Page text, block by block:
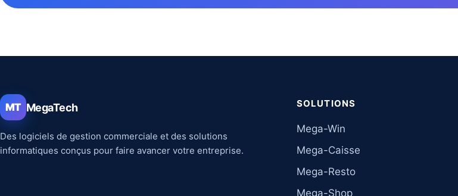
MT MegaTech
Des logiciels de gestion commerciale et des solutions
informatiques conçus pour faire avancer votre entreprise.
SOLUTIONS
Mega-Win
Mega-Caisse
Mega-Resto
Mega-Shop